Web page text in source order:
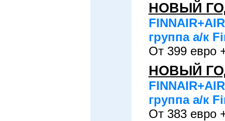
НОВЫЙ
группа а/к
От 399 евро
НОВЫЙ
группа а/к
От 383 евро